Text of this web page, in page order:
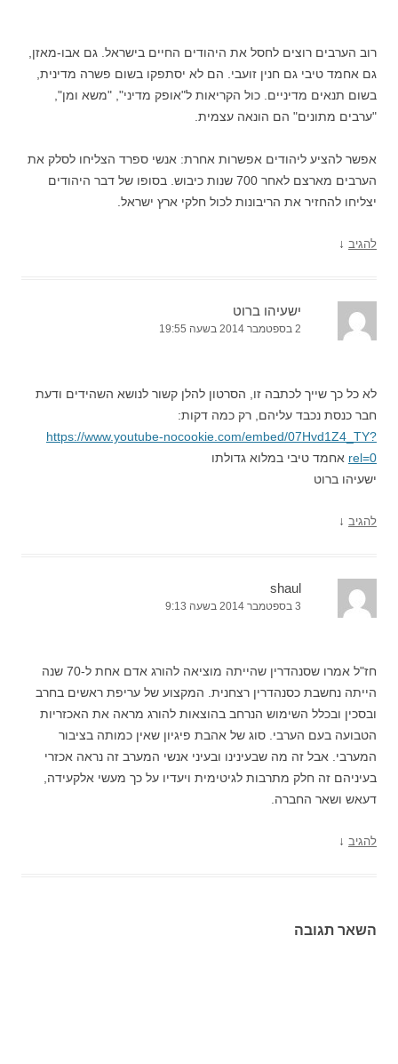
רוב הערבים רוצים לחסל את היהודים החיים בישראל. גם אבו-מאזן,
גם אחמד טיבי גם חנין זועבי. הם לא יסתפקו בשום פשרה מדינית,
בשום תנאים מדיניים. כול הקריאות ל"אופק מדיני", "משא ומן",
"ערבים מתונים" הם הונאה עצמית.
אפשר להציע ליהודים אפשרות אחרת: אנשי ספרד הצליחו לסלק את
הערבים מארצם לאחר 700 שנות כיבוש. בסופו של דבר היהודים
יצליחו להחזיר את הריבונות לכול חלקי ארץ ישראל.
להגיב ↓
ישעיהו ברוט
2 בספטמבר 2014 בשעה 19:55
לא כל כך שייך לכתבה זו, הסרטון להלן קשור לנושא השהידים ודעת
חבר כנסת נכבד עליהם, רק כמה דקות:
https://www.youtube-nocookie.com/embed/07Hvd1Z4_TY?
rel=0 אחמד טיבי במלוא גדולתו
ישעיהו ברוט
להגיב ↓
shaul
3 בספטמבר 2014 בשעה 9:13
חז"ל אמרו שסנהדרין שהייתה מוציאה להורג אדם אחת ל-70 שנה
הייתה נחשבת כסנהדרין רצחנית. המקצוע של עריפת ראשים בחרב
ובסכין ובכלל השימוש הנרחב בהוצאות להורג מראה את האכזריות
הטבועה בעם הערבי. סוג של אהבת פיגיון שאין כמותה בציבור
המערבי. אבל זה מה שבעינינו ובעיני אנשי המערב זה נראה אכזרי
בעיניהם זה חלק מתרבות לגיטימית ויעדיו על כך מעשי אלקעידה,
דעאש ושאר החברה.
להגיב ↓
השאר תגובה